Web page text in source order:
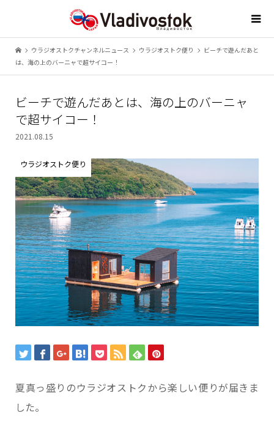
ウラジオストクチャンネルニュース ウラジオストク便り
ビーチで遊んだあと
は、海の上のバーニャで超サイコー！
ビーチで遊んだあとは、海の上のバーニャ
で超サイコー！
2021.08.15
ウラジオストク便り
夏真っ盛りのウラジオストクから楽しい便りが届きま
した。